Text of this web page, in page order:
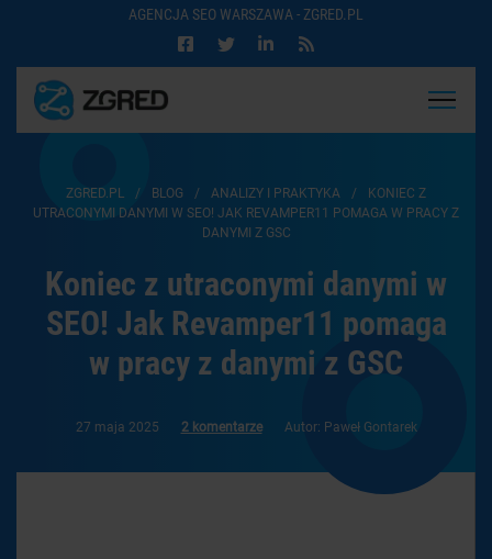
AGENCJA SEO WARSZAWA - ZGRED.PL
ZGRED.PL / BLOG / ANALIZY I PRAKTYKA /
KONIEC Z
UTRACONYMI DANYMI W SEO! JAK REVAMPER11 POMAGA W PRACY Z
DANYMI Z GSC
Koniec z utraconymi danymi w
SEO! Jak Revamper11 pomaga
w pracy z danymi z GSC
27 maja 2025 2 komentarze Autor: Paweł Gontarek